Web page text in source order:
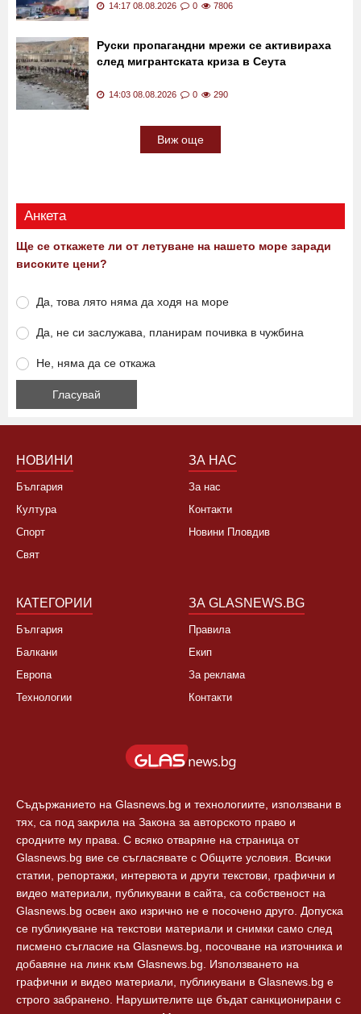
14:17 08.08.2026 0 7806
Руски пропагандни мрежи се активираха
след мигрантската криза в Сеута
14:03 08.08.2026 0 290
Виж още
Анкета
Ще се откажете ли от летуване на нашето море заради
високите цени?
Да, това лято няма да ходя на море
Да, не си заслужава, планирам почивка в чужбина
Не, няма да се откажа
НОВИНИ
България
Култура
Спорт
Свят
ЗА НАС
За нас
Контакти
Новини Пловдив
КАТЕГОРИИ
България
Балкани
Европа
Технологии
ЗА GLASNEWS.BG
Правила
Екип
За реклама
Контакти
Съдържанието на Glasnews.bg и технологиите, използвани в
тях, са под закрила на Закона за авторското право и
сродните му права. С всяко отваряне на страница от
Glasnews.bg вие се съгласявате с Общите условия. Всички
статии, репортажи, интервюта и други текстови, графични и
видео материали, публикувани в сайта, са собственост на
Glasnews.bg освен ако изрично не е посочено друго. Допуска
се публикуване на текстови материали и снимки само след
писмено съгласие на Glasnews.bg, посочване на източника и
добавяне на линк към Glasnews.bg. Използването на
графични и видео материали, публикувани в Glasnews.bg е
строго забранено. Нарушителите ще бъдат санкционирани с